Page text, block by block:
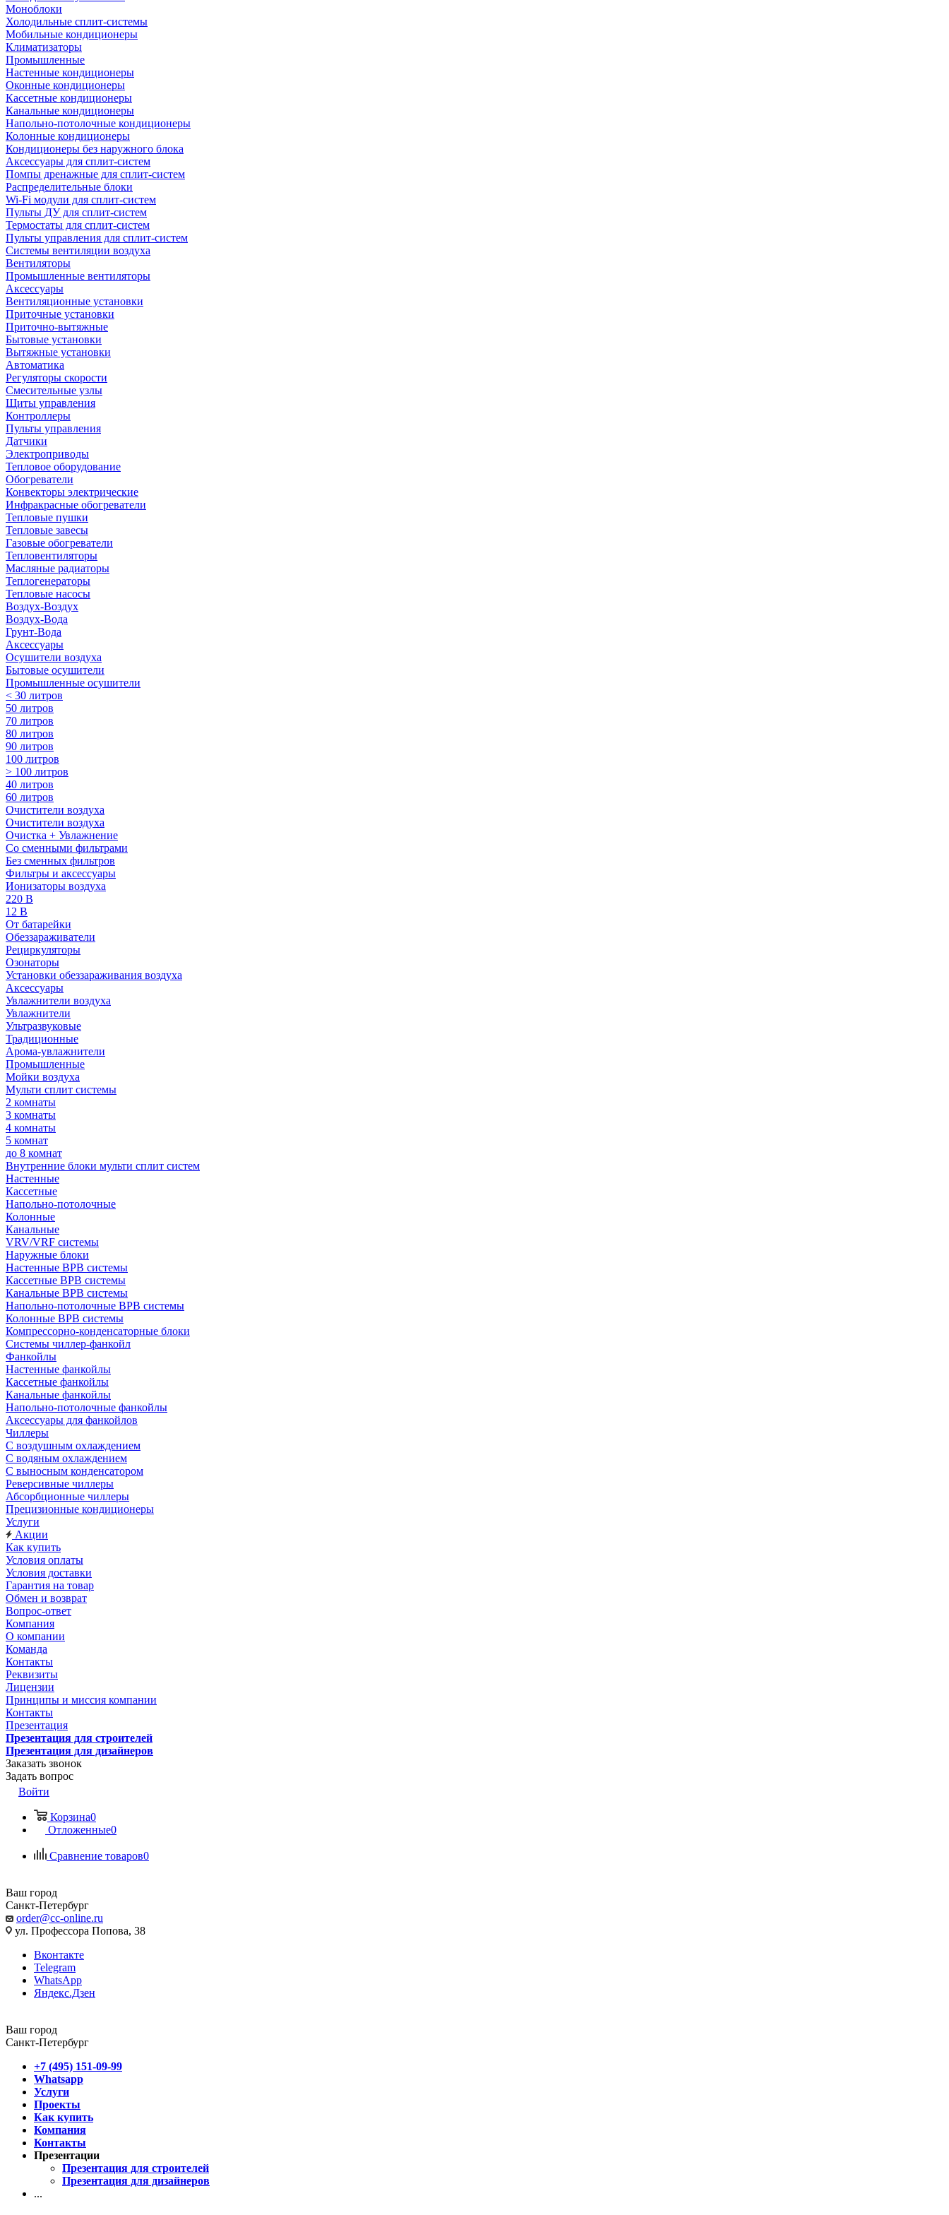
Моноблоки
Холодильные сплит-системы
Мобильные кондиционеры
Климатизаторы
Промышленные
Настенные кондиционеры
Оконные кондиционеры
Кассетные кондиционеры
Канальные кондиционеры
Напольно-потолочные кондиционеры
Колонные кондиционеры
Кондиционеры без наружного блока
Аксессуары для сплит-систем
Помпы дренажные для сплит-систем
Распределительные блоки
Wi-Fi модули для сплит-систем
Пульты ДУ для сплит-систем
Термостаты для сплит-систем
Пульты управления для сплит-систем
Системы вентиляции воздуха
Вентиляторы
Промышленные вентиляторы
Аксессуары
Вентиляционные установки
Приточные установки
Приточно-вытяжные
Бытовые установки
Вытяжные установки
Автоматика
Регуляторы скорости
Смесительные узлы
Щиты управления
Контроллеры
Пульты управления
Датчики
Электроприводы
Тепловое оборудование
Обогреватели
Конвекторы электрические
Инфракрасные обогреватели
Тепловые пушки
Тепловые завесы
Газовые обогреватели
Тепловентиляторы
Масляные радиаторы
Теплогенераторы
Тепловые насосы
Воздух-Воздух
Воздух-Вода
Грунт-Вода
Аксессуары
Осушители воздуха
Бытовые осушители
Промышленные осушители
< 30 литров
50 литров
70 литров
80 литров
90 литров
100 литров
> 100 литров
40 литров
60 литров
Очистители воздуха
Очистители воздуха
Очистка + Увлажнение
Cо сменными фильтрами
Без сменных фильтров
Фильтры и аксессуары
Ионизаторы воздуха
220 В
12 В
От батарейки
Обеззараживатели
Рециркуляторы
Озонаторы
Установки обеззараживания воздуха
Аксессуары
Увлажнители воздуха
Увлажнители
Ультразвуковые
Традиционные
Арома-увлажнители
Промышленные
Мойки воздуха
Мульти сплит системы
2 комнаты
3 комнаты
4 комнаты
5 комнат
до 8 комнат
Внутренние блоки мульти сплит систем
Настенные
Кассетные
Напольно-потолочные
Колонные
Канальные
VRV/VRF системы
Наружные блоки
Настенные ВРВ системы
Кассетные ВРВ системы
Канальные ВРВ системы
Напольно-потолочные ВРВ системы
Колонные ВРВ системы
Компрессорно-конденсаторные блоки
Системы чиллер-фанкойл
Фанкойлы
Настенные фанкойлы
Кассетные фанкойлы
Канальные фанкойлы
Напольно-потолочные фанкойлы
Аксессуары для фанкойлов
Чиллеры
С воздушным охлаждением
С водяным охлаждением
С выносным конденсатором
Реверсивные чиллеры
Абсорбционные чиллеры
Прецизионные кондиционеры
Услуги
Акции
Как купить
Условия оплаты
Условия доставки
Гарантия на товар
Обмен и возврат
Вопрос-ответ
Компания
О компании
Команда
Контакты
Реквизиты
Лицензии
Принципы и миссия компании
Контакты
Презентация
Презентация для строителей
Презентация для дизайнеров
Заказать звонок
Задать вопрос
Войти
Корзина0
Отложенные0
Сравнение товаров0
Ваш город
Санкт-Петербург
order@cc-online.ru
ул. Профессора Попова, 38
Вконтакте
Telegram
WhatsApp
Яндекс.Дзен
Ваш город
Санкт-Петербург
+7 (495) 151-09-99
Whatsapp
Услуги
Проекты
Как купить
Компания
Контакты
Презентации
Презентация для строителей
Презентация для дизайнеров
...